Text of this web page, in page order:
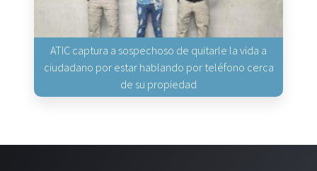
ATIC captura a sospechoso de quitarle la vida a
ciudadano por estar hablando por teléfono cerca
de su propiedad